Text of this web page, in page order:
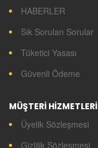
HABERLER
Sık Sorulan Sorular
Tüketici Yasası
Güvenli Ödeme
MÜŞTERİ HİZMETLERİ
Üyelik Sözleşmesi
Gizlilik Sözleşmesi